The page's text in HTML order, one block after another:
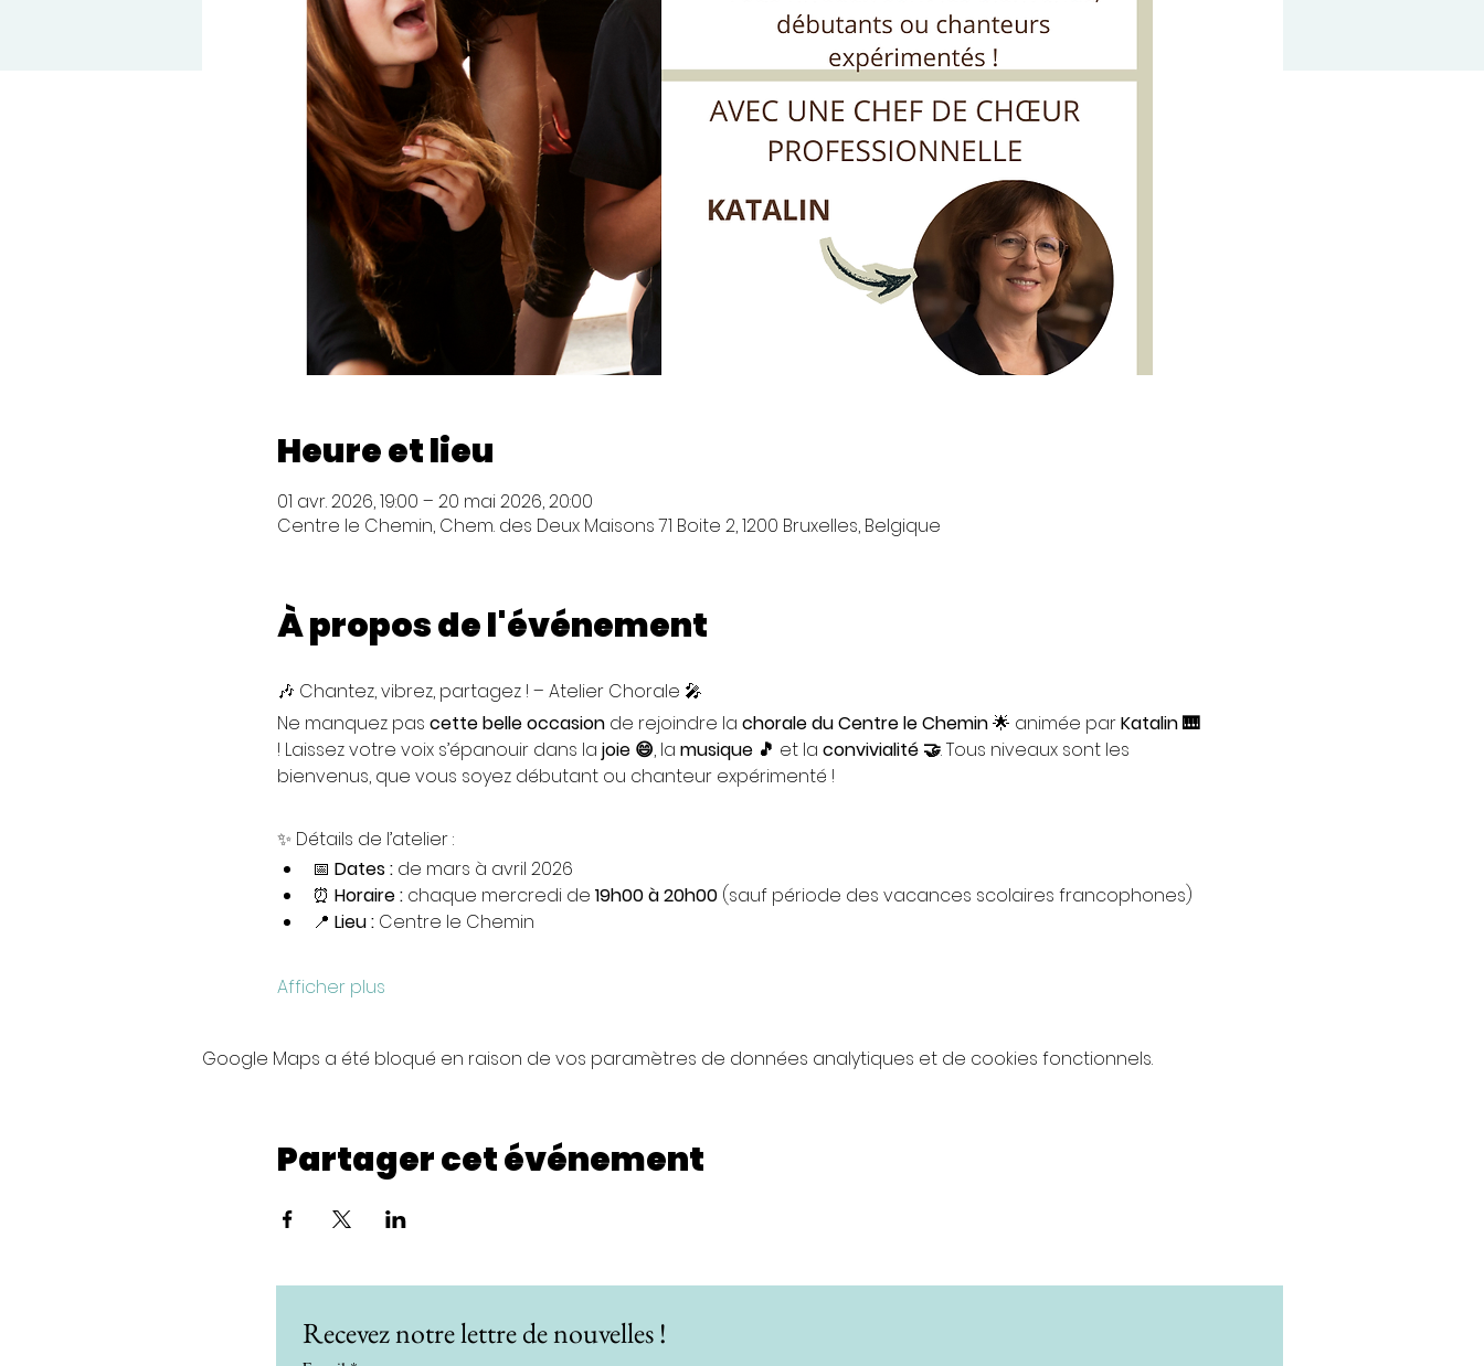
Heure et lieu
01 avr. 2026, 19:00 – 20 mai 2026, 20:00
Centre le Chemin, Chem. des Deux Maisons 71 Boite 2, 1200 Bruxelles, Belgique
À propos de l'événement
🎶 Chantez, vibrez, partagez ! – Atelier Chorale 🎤
Ne manquez pas cette belle occasion de rejoindre la chorale du Centre le Chemin 🌟 animée par Katalin 🎹
! Laissez votre voix s’épanouir dans la joie 😄, la musique 🎵 et la convivialité 🤝. Tous niveaux sont les
bienvenus, que vous soyez débutant ou chanteur expérimenté !
✨ Détails de l’atelier :
📅 Dates : de mars à avril 2026
⏰ Horaire : chaque mercredi de 19h00 à 20h00 (sauf période des vacances scolaires francophones)
📍 Lieu : Centre le Chemin
Afficher plus
Google Maps a été bloqué en raison de vos paramètres de données analytiques et de cookies fonctionnels.
Partager cet événement
Recevez notre lettre de nouvelles !